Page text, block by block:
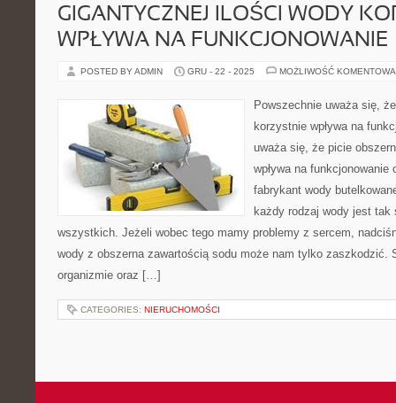
GIGANTYCZNEJ ILOŚCI WODY
WPŁYWA NA FUNKCJONOWANIE
POSTED BY ADMIN GRU - 22 - 2025 MOŻLIWOŚĆ
Powszechnie uważa się,
korzystnie wpływa na
uważa się, że picie
wpływa na funkcjonowanie
fabrykant wody
każdy rodzaj wody jest tak
wszystkich. Jeżeli wobec tego mamy problemy z sercem,
wody z obszerna zawartością sodu może nam tylko zaszkodzić.
organizmie oraz […]
CATEGORIES: NIERUCHOMOŚCI